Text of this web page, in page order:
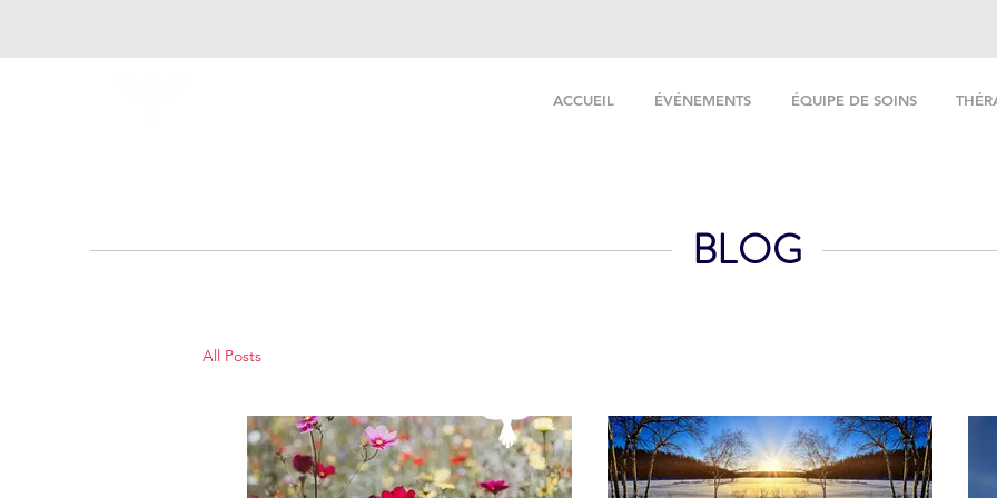
ACCUEIL ÉVÉNEMENTS ÉQUIPE DE SOINS
BLOG
All Posts